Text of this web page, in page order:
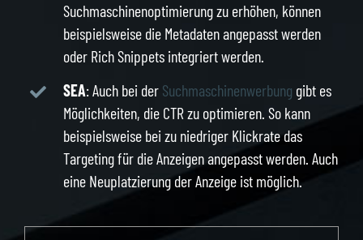
Suchmaschinenoptimierung zu erhöhen, können
beispielsweise die Metadaten angepasst werden
oder Rich Snippets integriert werden.
SEA: Auch bei der Suchmaschinenwerbung gibt es
Möglichkeiten, die CTR zu optimieren. So kann
beispielsweise bei zu niedriger Klickrate das
Targeting für die Anzeigen angepasst werden. Auch
eine Neuplatzierung der Anzeige ist möglich.